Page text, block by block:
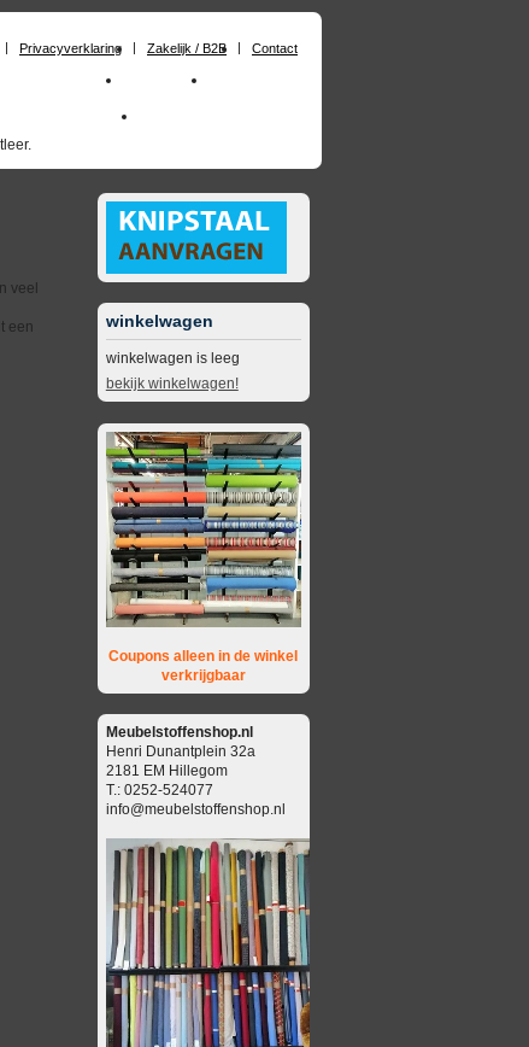
Privacyverklaring Zakelijk / B2B Contact
op maat Materialen
skai_kunstleer outdoor
veel
een
winkelwagen
winkelwagen is leeg
bekijk winkelwagen!
Coupons alleen in de winkel
verkrijgbaar
Meubelstoffenshop.nl
Henri Dunantplein 32a
2181 EM Hillegom
T.: 0252-524077
info@meubelstoffenshop.nl